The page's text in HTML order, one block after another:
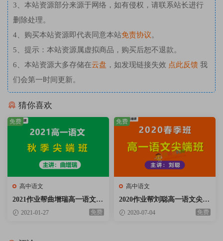
3、本站资源部分来源于网络，如有侵权，请联系站长进行
删除处理。
4、购买本站资源即代表同意本站免责协议。
5、提示：本站资源属虚拟商品，购买后恕不退款。
6、本站资源大多存储在云盘 ，如发现链接失效 点此反馈 我
们会第一时间更新。
猜你喜欢
高中语文
2021作业帮曲增瑞高一语文尖
端班秋季班视频课程含讲义笔
2021-01-27 免费
免费
高中语文
2020作业帮刘聪高一语文尖端
班春季班视频课程含讲义笔记
2020-07-04 免费
免费